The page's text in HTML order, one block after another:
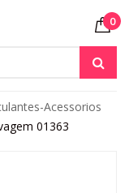
0
Acessorios
01363